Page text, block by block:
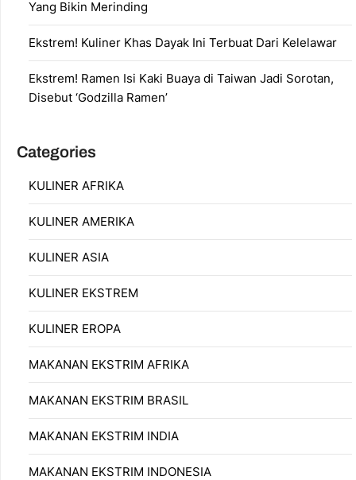
Yang Bikin Merinding
Ekstrem! Kuliner Khas Dayak Ini Terbuat Dari Kelelawar
Ekstrem! Ramen Isi Kaki Buaya di Taiwan Jadi Sorotan,
Disebut ‘Godzilla Ramen’
Categories
KULINER AFRIKA
KULINER AMERIKA
KULINER ASIA
KULINER EKSTREM
KULINER EROPA
MAKANAN EKSTRIM AFRIKA
MAKANAN EKSTRIM BRASIL
MAKANAN EKSTRIM INDIA
MAKANAN EKSTRIM INDONESIA